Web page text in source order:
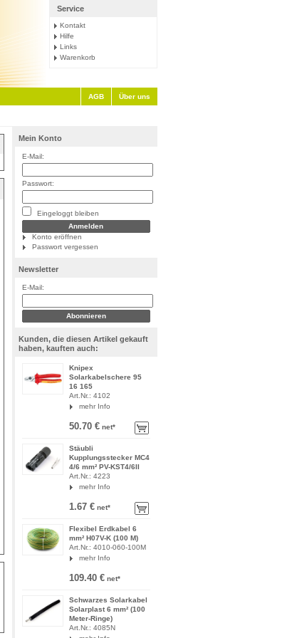
Service
Kontakt
Hilfe
Links
Warenkorb
AGB Über uns
Mein Konto
E-Mail:
Passwort:
Eingeloggt bleiben
Konto eröffnen
Passwort vergessen
Newsletter
E-Mail:
Kunden, die diesen Artikel gekauft
haben, kauften auch:
Knipex
Solarkabelschere 95
16 165
Art.Nr.: 4102
mehr Info
50.70 € net*
Stäubli
Kupplungsstecker MC4
4/6 mm² PV-KST4/6II
Art.Nr.: 4223
mehr Info
1.67 € net*
Flexibel Erdkabel 6
mm² H07V-K (100 M)
Art.Nr.: 4010-060-100M
mehr Info
109.40 € net*
Schwarzes Solarkabel
Solarplast 6 mm² (100
Meter-Ringe)
Art.Nr.: 4085N